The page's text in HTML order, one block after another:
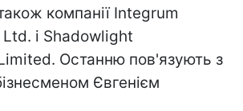
компанії Integrum
і Shadowlight
Останню пов'язують з
Євгенієм